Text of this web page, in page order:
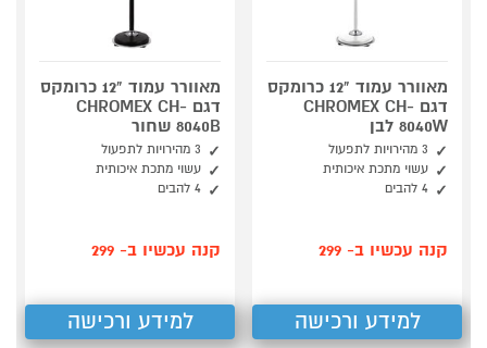
מאוורר עמוד "12 כרומקס
דגם CHROMEX CH-
8040W לבן
3 מהירויות לתפעול
עשוי מתכת איכותית
4 להבים
קנה עכשיו ב- 299
למידע ורכישה
מאוורר עמוד "12 כרומקס
דגם CHROMEX CH-
8040B שחור
3 מהירויות לתפעול
עשוי מתכת איכותית
4 להבים
קנה עכשיו ב- 299
למידע ורכישה